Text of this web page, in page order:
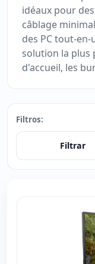
idéaux pour
câblage
des PC tout-
solution la plus
d'accueil, les
Filtros:
Filtrar